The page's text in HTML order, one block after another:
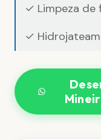
✓ Limpeza de
✓